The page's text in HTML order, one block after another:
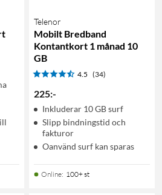
Telenor
Mobilt Bredband
Kontantkort 1 månad 10
GB
4.5 (34)
225:-
Inkluderar 10 GB surf
Slipp bindningstid och
fakturor
Oanvänd surf kan sparas
Online: 100+ st